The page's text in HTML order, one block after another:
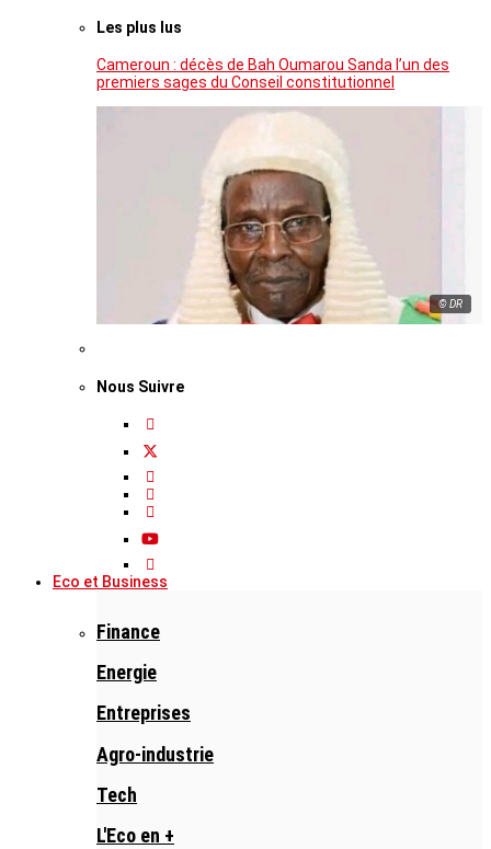
Les plus lus
Cameroun : décès de Bah Oumarou Sanda l’un des
premiers sages du Conseil constitutionnel
© DR
Nous Suivre
Eco et Business
Finance
Energie
Entreprises
Agro-industrie
Tech
L'Eco en +